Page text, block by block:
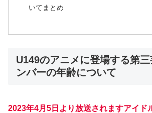
いてまとめ
U149のアニメに登場する第
ンバーの年齢について
2023年4月5日より放送されますアイド